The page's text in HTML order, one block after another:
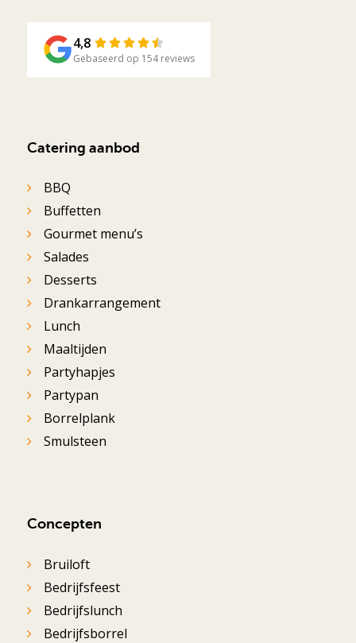
4,8
Gebaseerd op 154 reviews
Catering aanbod
BBQ
Buffetten
Gourmet menu’s
Salades
Desserts
Drankarrangement
Lunch
Maaltijden
Partyhapjes
Partypan
Borrelplank
Smulsteen
Concepten
Bruiloft
Bedrijfsfeest
Bedrijfslunch
Bedrijfsborrel